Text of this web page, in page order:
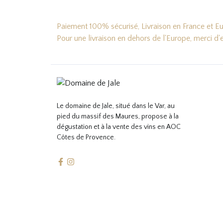
Paiement 100% sécurisé, Livraison en France et
Pour une livraison en dehors de l'Europe, merci
Le domaine de Jale, situé dans le Var, au
pied du massif des Maures, propose à la
dégustation et à la vente des vins en AOC
Côtes de Provence.